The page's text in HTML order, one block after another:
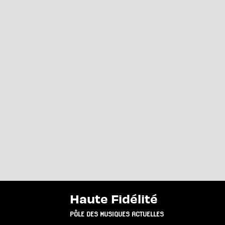
Haute Fidélité
PÔLE DES MUSIQUES ACTUELLES